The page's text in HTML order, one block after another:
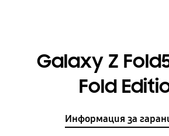
Galaxy Z
Fold
Информация за